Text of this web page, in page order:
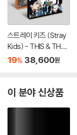
스트레이 키즈 (Stray
Kids) - THIS & THAT
[2종 SET]
19% 38,600원
이 분야 신상품